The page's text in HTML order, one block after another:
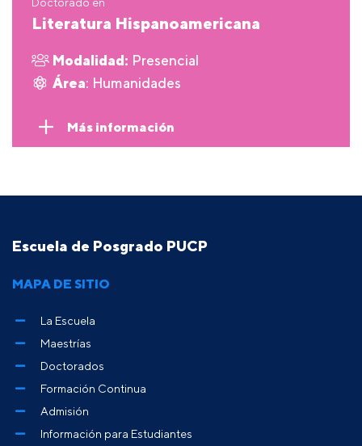
Literatura Hispanoamericana
Modalidad: Presencial
Área: Humanidades
Más información
Escuela de Posgrado PUCP
MAPA DE SITIO
La Escuela
Maestrías
Doctorados
Formación Continua
Admisión
Información para Estudiantes